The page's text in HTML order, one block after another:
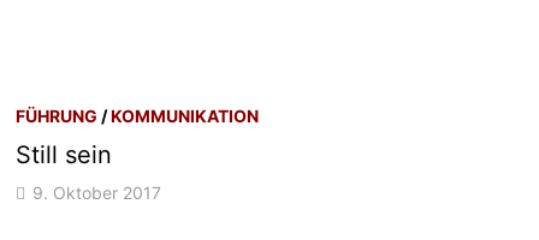
FÜHRUNG /KOMMUNIKATION
Still sein
9. Oktober 2017